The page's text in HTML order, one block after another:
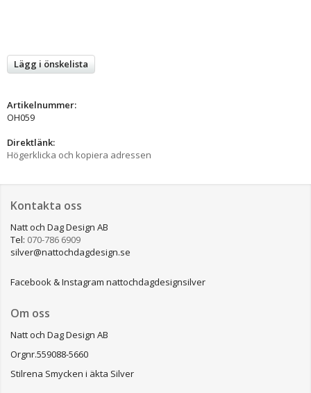
Lägg i önskelista
Artikelnummer:
OH059
Direktlänk:
Högerklicka och kopiera adressen
Kontakta oss
Natt och Dag Design AB
Tel: 070-786 6909
silver@nattochdagdesign.se
Facebook & Instagram nattochdagdesignsilver
Om oss
Natt och Dag Design AB
Orgnr.559088-5660
Stilrena Smycken i äkta Silver